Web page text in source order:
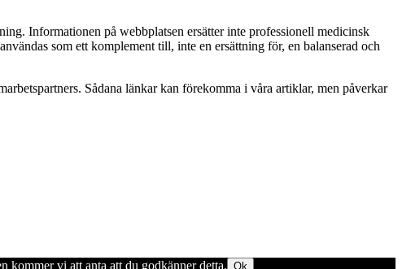
Informationen på webbplatsen ersätter inte professionell medicinsk
som ett komplement till, inte en ersättning för, en balanserad och
Sådana länkar kan förekomma i våra artiklar, men påverkar
kommer vi att anta att du godkänner detta. Ok